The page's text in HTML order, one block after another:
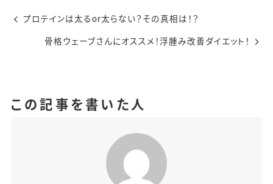
プロテインは太るor太らない？その真相は！？
骨格ウェーブさんにオススメ！浮腫み改善ダイエット！
この記事を書いた人